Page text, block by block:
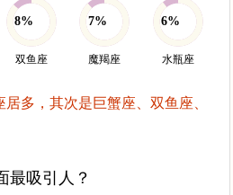
8%
双鱼座
7%
魔羯座
6%
水瓶座
多，其次是巨蟹座、双鱼座、
最吸引人？